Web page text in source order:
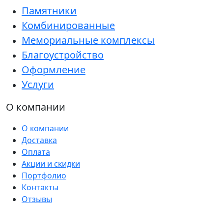
Памятники
Комбинированные
Мемориальные комплексы
Благоустройство
Оформление
Услуги
О компании
О компании
Доставка
Оплата
Акции и скидки
Портфолио
Контакты
Отзывы